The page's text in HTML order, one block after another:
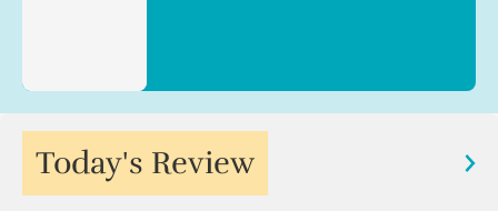
Today's Review